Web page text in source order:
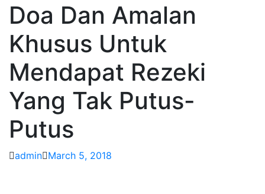
Doa Dan Amalan
Khusus Untuk
Mendapat Rezeki
Yang Tak Putus-
Putus
admin March 5, 2018